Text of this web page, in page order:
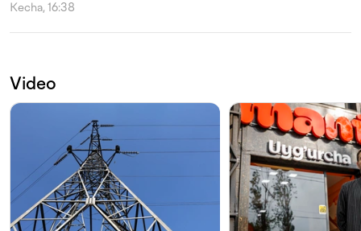
Kecha, 16:38
Video